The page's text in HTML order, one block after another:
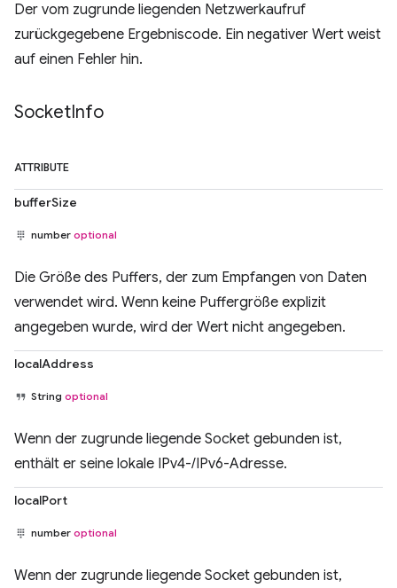
Der vom zugrunde liegenden Netzwerkaufruf
zurückgegebene Ergebniscode. Ein negativer Wert weist
auf einen Fehler hin.
SocketInfo
ATTRIBUTE
bufferSize
number optional
Die Größe des Puffers, der zum Empfangen von Daten
verwendet wird. Wenn keine Puffergröße explizit
angegeben wurde, wird der Wert nicht angegeben.
localAddress
String optional
Wenn der zugrunde liegende Socket gebunden ist,
enthält er seine lokale IPv4-/IPv6-Adresse.
localPort
number optional
Wenn der zugrunde liegende Socket gebunden ist,